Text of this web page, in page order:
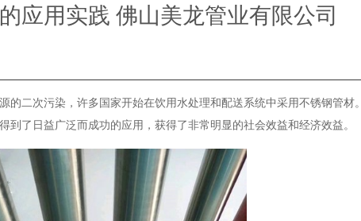
应用实践 佛山美龙管业有限公司
二次污染，许多国家开始在饮用水处理和配送系统中采用不锈钢管材。
了日益广泛而成功的应用，获得了非常明显的社会效益和经济效益。